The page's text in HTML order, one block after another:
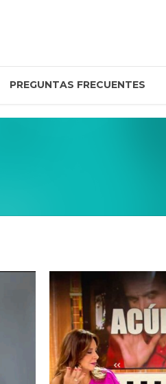
PREGUNTAS FRECUENTES